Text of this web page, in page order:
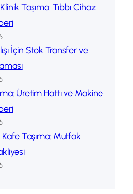
Taşıma: Tıbbı Cihaz
İçin Stok Transfer ve
Üretim Hattı ve Makine
Taşıma: Mutfak